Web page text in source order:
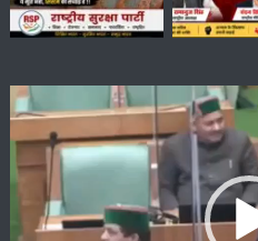
Video
Player